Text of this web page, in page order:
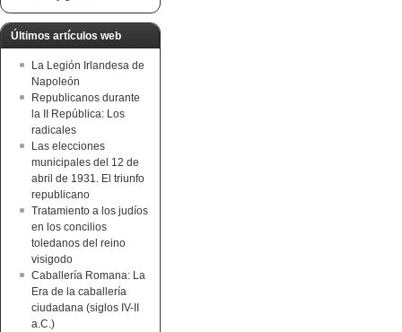
Últimos artículos web
La Legión Irlandesa de
Napoleón
Republicanos durante
la II República: Los
radicales
Las elecciones
municipales del 12 de
abril de 1931. El triunfo
republicano
Tratamiento a los judíos
en los concilios
toledanos del reino
visigodo
Caballería Romana: La
Era de la caballería
ciudadana (siglos IV-II
a.C.)